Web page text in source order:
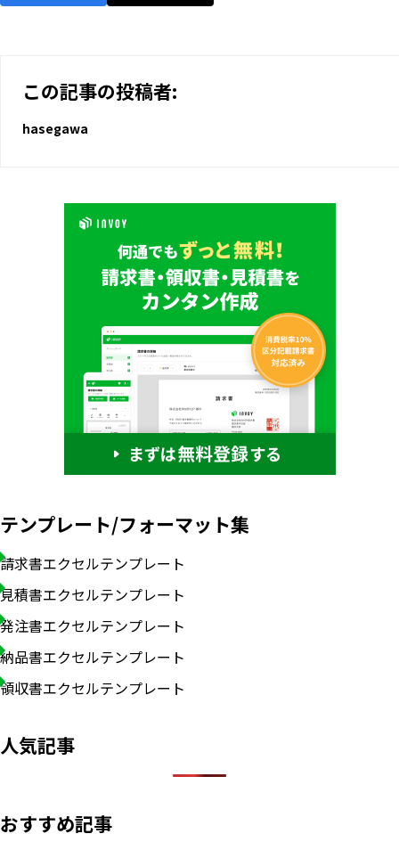
この記事の投稿者:
hasegawa
テンプレート/フォーマット集
請求書エクセルテンプレート
見積書エクセルテンプレート
発注書エクセルテンプレート
納品書エクセルテンプレート
領収書エクセルテンプレート
人気記事
おすすめ記事